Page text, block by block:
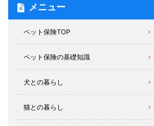
メニュー
ペット保険TOP
ペット保険の基礎知識
犬との暮らし
猫との暮らし